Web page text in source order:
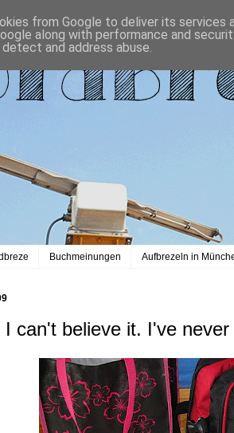
Buchmeinungen Aufbrezeln in
can't believe it. I've
from Google to deliver its services
along with performance and
and address abuse.